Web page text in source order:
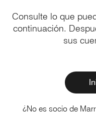
Consulte lo que
continuación.
sus
¿No es socio de